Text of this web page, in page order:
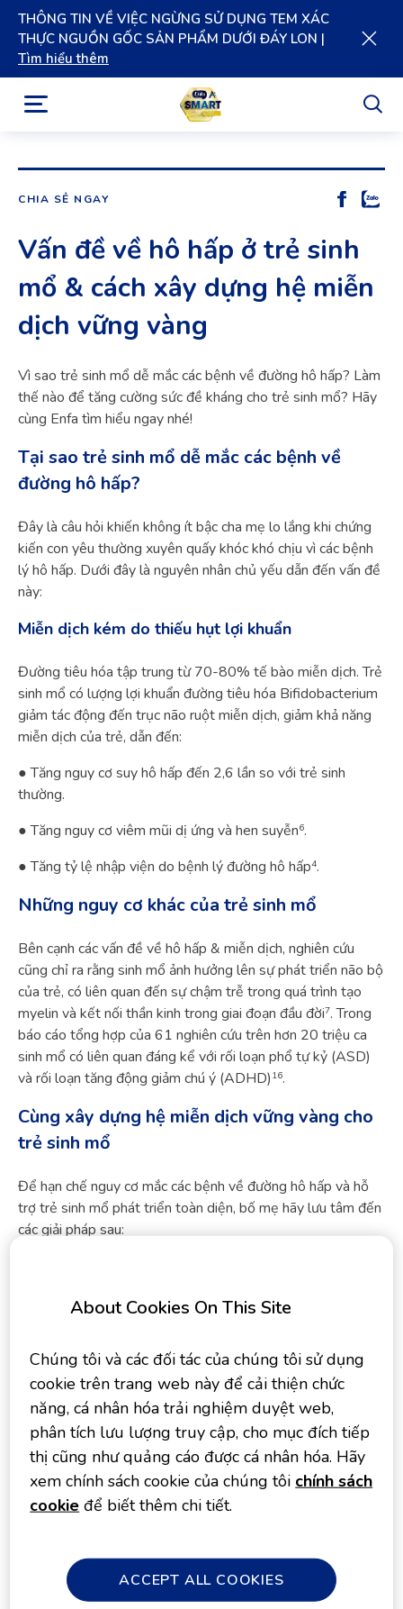
THÔNG TIN VỀ VIỆC NGỪNG SỬ DỤNG TEM XÁC
THỰC NGUỒN GỐC SẢN PHẨM DƯỚI ĐÁY LON |
Tìm hiểu thêm
CHIA SẺ NGAY
Vấn đề về hô hấp ở trẻ sinh
mổ & cách xây dựng hệ miễn
dịch vững vàng
Vì sao trẻ sinh mổ dễ mắc các bệnh về đường hô hấp? Làm
thế nào để tăng cường sức đề kháng cho trẻ sinh mổ? Hãy
cùng Enfa tìm hiểu ngay nhé!
Tại sao trẻ sinh mổ dễ mắc các bệnh về
đường hô hấp?
Đây là câu hỏi khiến không ít bậc cha mẹ lo lắng khi chứng
kiến con yêu thường xuyên quấy khóc khó chịu vì các bệnh
lý hô hấp. Dưới đây là nguyên nhân chủ yếu dẫn đến vấn đề
này:
Miễn dịch kém do thiếu hụt lợi khuẩn
Đường tiêu hóa tập trung từ 70-80% tế bào miễn dịch. Trẻ
sinh mổ có lượng lợi khuẩn đường tiêu hóa Bifidobacterium
giảm tác động đến trục não ruột miễn dịch, giảm khả năng
miễn dịch của trẻ, dẫn đến:
● Tăng nguy cơ suy hô hấp đến 2,6 lần so với trẻ sinh
thường.
● Tăng nguy cơ viêm mũi dị ứng và hen suyễn6.
● Tăng tỷ lệ nhập viện do bệnh lý đường hô hấp4.
Những nguy cơ khác của trẻ sinh mổ
Bên cạnh các vấn đề về hô hấp & miễn dịch, nghiên cứu
cũng chỉ ra rằng sinh mổ ảnh hưởng lên sự phát triển não bộ
của trẻ, có liên quan đến sự chậm trễ trong quá trình tạo
myelin và kết nối thần kinh trong giai đoạn đầu đời7. Trong
báo cáo tổng hợp của 61 nghiên cứu trên hơn 20 triệu ca
sinh mổ có liên quan đáng kể với rối loạn phổ tự kỷ (ASD)
và rối loạn tăng động giảm chú ý (ADHD) 16.
Cùng xây dựng hệ miễn dịch vững vàng cho
trẻ sinh mổ
Để hạn chế nguy cơ mắc các bệnh về đường hô hấp và hỗ
trợ trẻ sinh mổ phát triển toàn diện, bố mẹ hãy lưu tâm đến
các giải pháp sau:
Sữa mẹ – nguồn dinh dưỡng tự nhiên
và trẻ nhỏ, vì vậy cần tận dụng nguồn sữa mẹ. Bên cạnh các
thành phần đại dưỡng chất như đạm, đường, béo giúp trẻ
tăng trưởng và phát triển, sữa mẹ còn có rất nhiều thành
phần có hoạt tính sinh học như các globulin miễn dịch
(immunoglobulins), các kháng thể, các enzyme… giúp trẻ
sinh mổ bù đắp lợi khuẩn đường ruột một cách tự nhiên
nhất, đồng thời giúp kích hoạt & điều chỉnh phản ứng miễn
dịch.
Trong trường hợp mẹ sinh mổ gặp khó khăn trong việc cho
con bú, mẹ hãy chủ động thực hiện các bí kíp chăm sóc sau
sinh để kích thích sữa mau về, cũng như tham khảo ý kiến
About Cookies On This Site
Chúng tôi và các đối tác của chúng tôi sử dụng
cookie trên trang web này để cải thiện chức
năng, cá nhân hóa trải nghiệm duyệt web,
phân tích lưu lượng truy cập, cho mục đích tiếp
thị cũng như quảng cáo được cá nhân hóa. Hãy
xem chính sách cookie của chúng tôi chính sách
cookie để biết thêm chi tiết.
ACCEPT ALL COOKIES